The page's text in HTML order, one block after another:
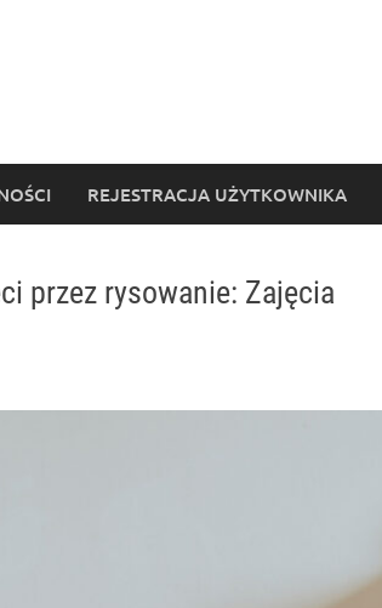
REJESTRACJA UŻYTKOWNIKA
przez rysowanie: Zajęcia